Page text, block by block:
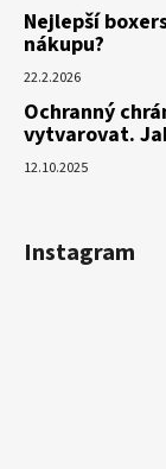
Nejlepší
nákupu?
22.2.2026
Ochranný
vytvarovat.
12.10.2025
Instagram